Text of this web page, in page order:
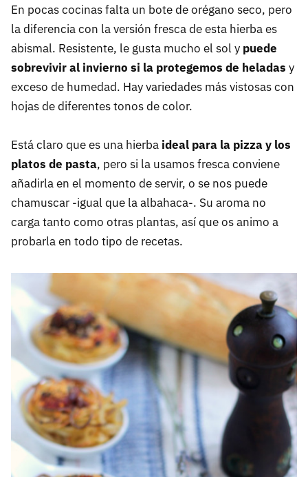
En pocas cocinas falta un bote de orégano seco, pero
la diferencia con la versión fresca de esta hierba es
abismal. Resistente, le gusta mucho el sol y puede
sobrevivir al invierno si la protegemos de heladas y
exceso de humedad. Hay variedades más vistosas con
hojas de diferentes tonos de color.
Está claro que es una hierba ideal para la pizza y los
platos de pasta, pero si la usamos fresca conviene
añadirla en el momento de servir, o se nos puede
chamuscar -igual que la albahaca-. Su aroma no
carga tanto como otras plantas, así que os animo a
probarla en todo tipo de recetas.